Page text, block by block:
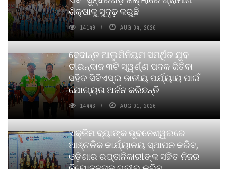
ଶିକ୍ଷାକୁ ସୁଦୃଢ଼ କରୁଛି
14149 AUG 04, 2026
ବେଦାନ୍ତ ଆଲୁମିନିୟମ ସମର୍ଥିତ ଯୁବ
ତୀରନ୍ଦାଜ ୩ଟି ସ୍ୱର୍ଣ୍ଣ ପଦକ ଜିତିବା
ସହିତ ସିବିଏସ୍ଇ ଜାତୀୟ ପର୍ଯ୍ୟାୟ ପାଇଁ
ଯୋଗ୍ୟତା ଅର୍ଜନ କରିଛନ୍ତି
14443 AUG 01, 2026
ଏକ୍ଜିମ ବ୍ୟାଙ୍କ ଭୁବନେଶ୍ୱରରେ
ଆଞ୍ଚଳିକ କାର୍ଯ୍ୟାଳୟ ସ୍ଥାପନ କରିବ,
ଓଡ଼ିଶାର ରପ୍ତାନିକାରୀଙ୍କ ସହିତ ନିଜର